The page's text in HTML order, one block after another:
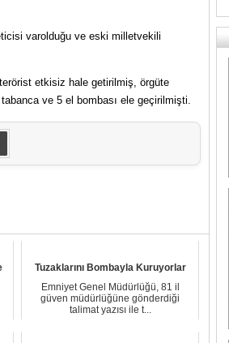
varolduğu ve eski milletvekili
etkisiz hale getirilmiş, örgüte
ve 5 el bombası ele geçirilmişti.
Tuzaklarını Bombayla Kuruyorlar
Emniyet Genel Müdürlüğü, 81 il
güven müdürlüğüne gönderdiği
talimat yazısı ile t...